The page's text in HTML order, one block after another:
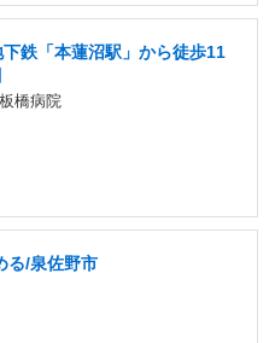
鉄「本蓮沼駅」から徒歩11
橋病院
る/泉佐野市